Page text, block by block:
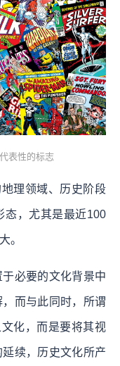
表性的标志
理领域、历史阶段
态，尤其是最近100
。
必要的文化背景中
而与此同时，所谓
化，而是要将其视
续，历史文化所产